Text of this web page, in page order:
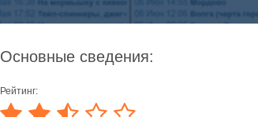
Основные сведения:
Рейтинг: